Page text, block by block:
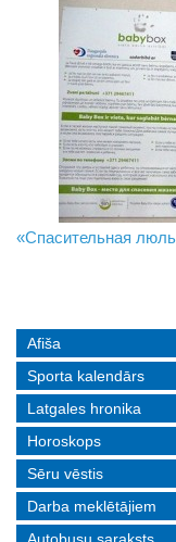
В Даугавпилсе
«Спасительная
Новое поколение
Afiša
Sporta kalendārs
Latgales hronika
Horoskops
Sēru vēstis
Darba meklētājiem